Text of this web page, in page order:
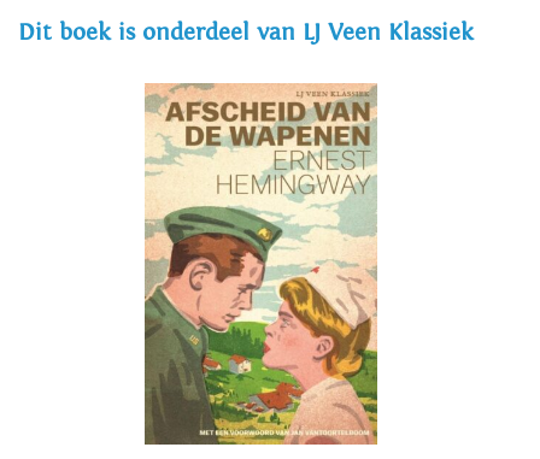
Dit boek is onderdeel van LJ Veen Klassiek